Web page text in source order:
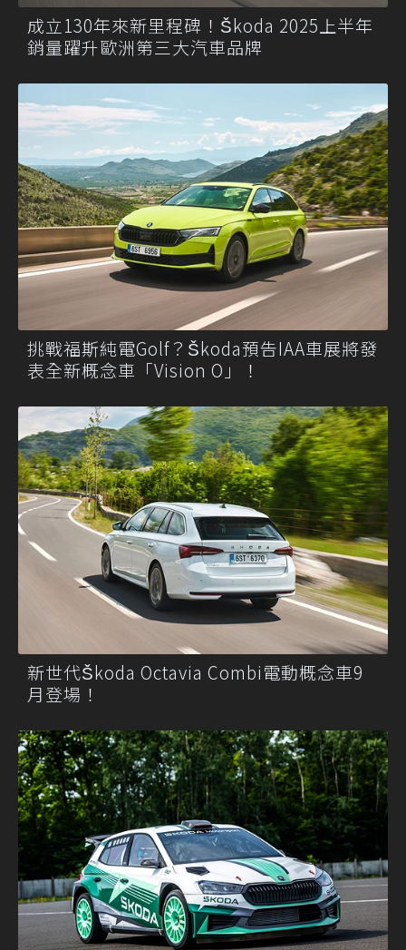
成立130年來新里程碑！Škoda 2025上半年
銷量躍升歐洲第三大汽車品牌
挑戰福斯純電Golf？Škoda預告IAA車展將發
表全新概念車「Vision O」！
新世代Škoda Octavia Combi電動概念車9
月登場！